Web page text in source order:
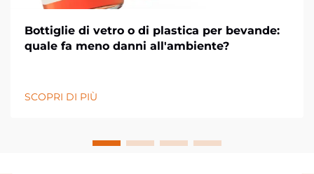
Bottiglie di vetro o di plastica per bevande:
quale fa meno danni all'ambiente?
SCOPRI DI PIÙ